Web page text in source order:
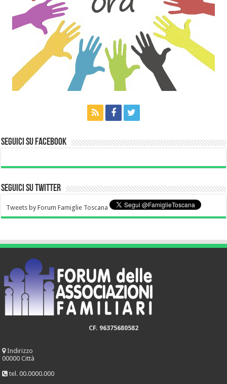
Seguici su Facebook
Seguici su Twitter
Tweets by Forum Famiglie Toscana
CF. 96375680582
Indirizzo
00000 Città
tel. 00.0000.000